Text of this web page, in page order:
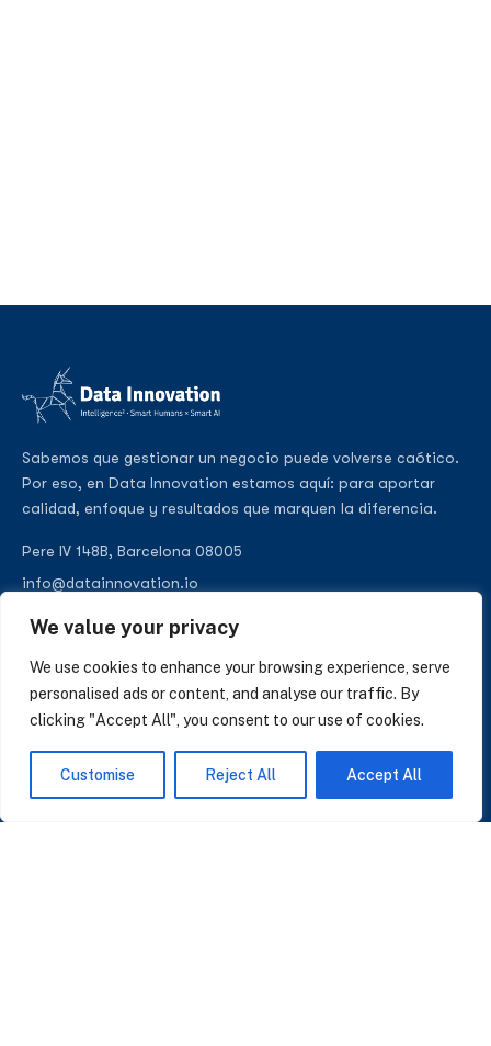
We value your privacy
We use cookies to enhance your browsing experience, serve
personalised ads or content, and analyse our traffic. By
clicking "Accept All", you consent to our use of cookies.
Customise Reject All Accept All
Sabemos que gestionar un negocio puede volverse caótico.
Por eso, en Data Innovation estamos aquí: para aportar
calidad, enfoque y resultados que marquen la diferencia.
Pere IV 148B, Barcelona 08005
info@datainnovation.io
SUSCRÍBASE A NUESTRAS NOTICIAS
Perspectivas sobre IA, datos y CRM. Sin spam, solo lo que importa.